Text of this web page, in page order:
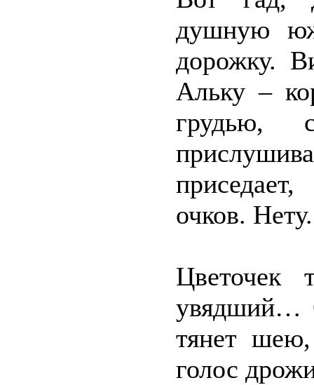
душную
дорожку.
Альку –
грудью,
очков.
Цветочек
увядший…
тянет шею,
голос